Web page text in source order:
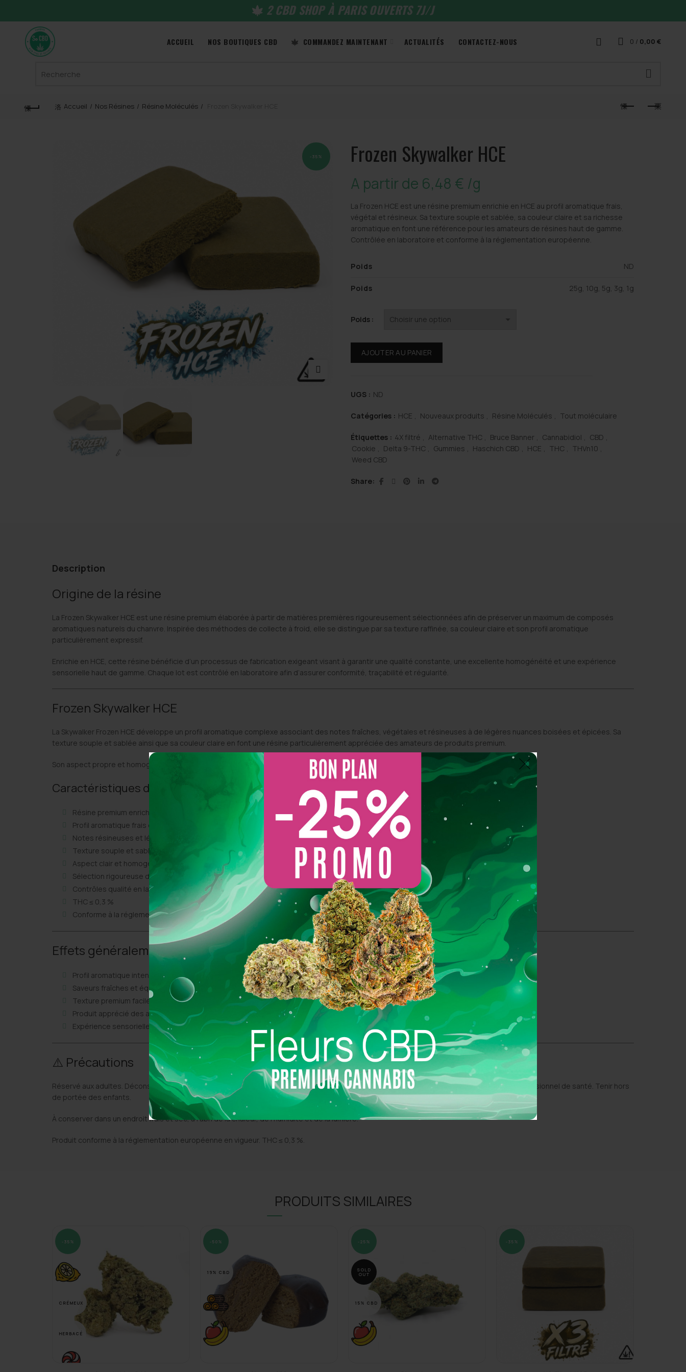
2 CBD SHOP À PARIS OUVERTS 7J/J
ACCUEIL NOS BOUTIQUES CBD COMMANDEZ MAINTENANT ACTUALITÉS CONTACTEZ-NOUS 0 / 0,00 €
for:
Accueil Nos Résines Résine Moléculés
-35% Frozen Skywalker HCE
A partir de 6,48 € /g
La Frozen HCE est une résine premium enrichie en HCE au profil aromatique frais,
végétal et résineux. Sa texture souple et sablée, sa couleur claire et sa richesse
aromatique en font une référence pour les amateurs de résines haut de gamme.
Contrôlée en laboratoire et conforme à la réglementation européenne.
Poids ND
Poids 25g, 10g, 5g, 3g, 1g
Poids
AJOUTER AU PANIER
UGS : ND
Catégories : HCE , Nouveaux produits , Résine Moléculés , Tout moléculaire
Étiquettes : 4X filtré , Alternative THC , Bruce Banner , Cannabidiol , CBD ,
Cookie , Delta 9-THC , Gummies , Haschich CBD , HCE , THC , THVn10 ,
Weed CBD
Share
Description
Origine de la résine
La Frozen Skywalker HCE est une résine premium élaborée à partir de matières premières rigoureusement sélectionnées afin de préserver un maximum de composés
aromatiques naturels du chanvre. Inspirée des méthodes de collecte à froid, elle se distingue par sa texture raffinée, sa couleur claire et son profil aromatique
particulièrement expressif.
Enrichie en HCE, cette résine bénéficie d’un processus de fabrication exigeant visant à garantir une qualité constante, une excellente homogénéité et une expérience
sensorielle haut de gamme. Chaque lot est contrôlé en laboratoire afin d’assurer conformité, traçabilité et régularité.
Frozen Skywalker HCE
La Skywalker Frozen HCE développe un profil aromatique complexe associant des notes fraîches, végétales et résineuses à de légères nuances boisées et épicées. Sa
texture souple et sablée ainsi que sa couleur claire en font une résine particulièrement appréciée des amateurs de produits premium.
Son aspect propre et homogène témoigne d’un niveau de finition élevé et d’une sélection minutieuse des matières premières utilisées.
Caractéristiques du produit
Résine premium enrichie en HCE
Profil aromatique frais et végétal
Notes résineuses et légèrement épicées
Texture souple et sablée
Aspect clair et homogène
Sélection rigoureuse des matières premières
Contrôles qualité en laboratoire
THC ≤ 0,3 %
Conforme à la réglementation européenne
Effets généralement recherchés par les consommateurs
Profil aromatique intense et raffiné
Saveurs fraîches et équilibrées
Texture premium facile à manipuler
Produit apprécié des amateurs de résines haut de gamme
Expérience sensorielle riche en terpènes
⚠️ Précautions
Réservé aux adultes. Déconseillé aux femmes enceintes ou allaitantes. En cas de traitement médical ou de doute, demandez l’avis d’un professionnel de santé. Tenir hors
de portée des enfants.
À conserver dans un endroit frais et sec, à l’abri de la chaleur, de l’humidité et de la lumière.
Produit conforme à la réglementation européenne en vigueur. THC ≤ 0,3 %.
PRODUITS SIMILAIRES
-35%
CRÉMEUX
HERBACÉ
-50%
19% CBD
-25%
SOLD
OUT
15% CBD
-35%